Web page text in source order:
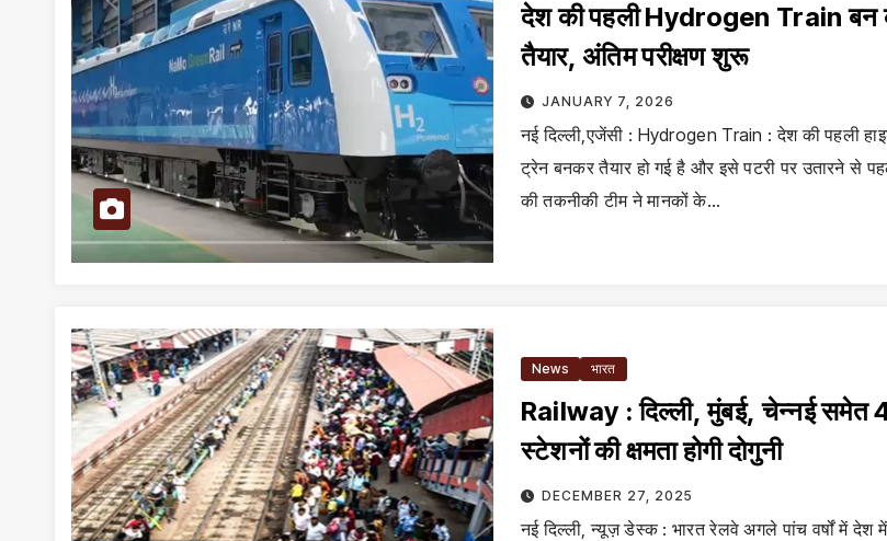
देश की पहली Hydrogen Train बन
तैयार, अंतिम परीक्षण शुरू
JANUARY 7, 2026
नई दिल्ली,एजेंसी : Hydrogen Train : देश की पहली
ट्रेन बनकर तैयार हो गई है और इसे पटरी पर उतारने से
की तकनीकी टीम ने मानकों के…
News भारत
Railway : दिल्ली, मुंबई, चेन्नई समेत
स्टेशनों की क्षमता होगी दोगुनी
DECEMBER 27, 2025
नई दिल्ली, न्यूज़ डेस्क : भारत रेलवे अगले पांच वर्षों में देश में